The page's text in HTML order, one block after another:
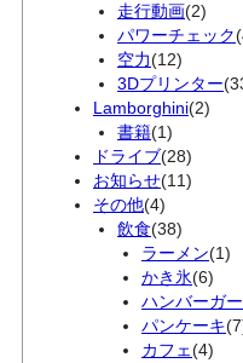
走行動画(2)
パワーチェック
空力(12)
3Dプリンター
Lamborghini(2)
書籍(1)
ドライブ(28)
お知らせ(11)
その他(4)
飲食(38)
ラーメン(1)
かき氷(6)
ハンバーガー
パンケーキ
カフェ(4)